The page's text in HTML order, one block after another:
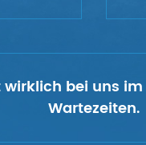
bei uns
Wartezeiten.